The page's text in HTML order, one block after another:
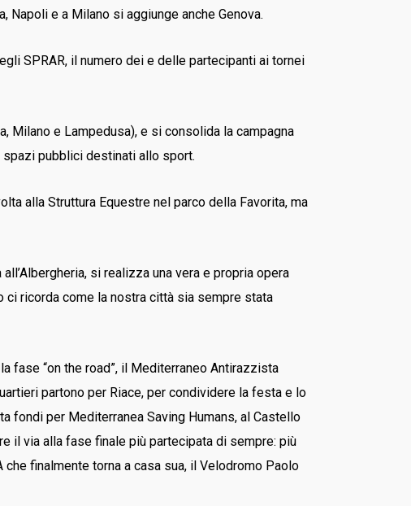
Napoli e a Milano si aggiunge anche Genova.
SPRAR, il numero dei e delle partecipanti ai tornei
Milano e Lampedusa), e si consolida la campagna
pubblici destinati allo sport.
alla Struttura Equestre nel parco della Favorita, ma
si realizza una vera e propria opera
ci ricorda come la nostra città sia sempre stata
fase “on the road”, il Mediterraneo Antirazzista
partono per Riace, per condividere la festa e lo
fondi per Mediterranea Saving Humans, al Castello
il via alla fase finale più partecipata di sempre: più
finalmente torna a casa sua, il Velodromo Paolo